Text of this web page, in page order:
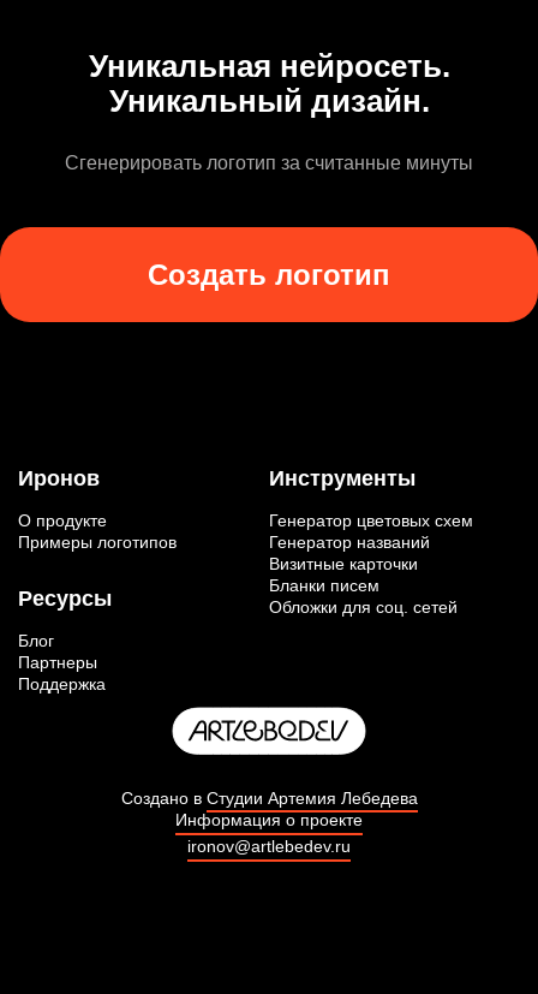
Уникальная нейросеть.
Уникальный дизайн.
Сгенерировать логотип за считанные минуты
Создать логотип
Иронов
О продукте
Примеры логотипов
Ресурсы
Блог
Партнеры
Поддержка
Инструменты
Генератор цветовых схем
Генератор названий
Визитные карточки
Бланки писем
Обложки для соц. сетей
Создано в Студии Артемия Лебедева
Информация о проекте
ironov@artlebedev.ru